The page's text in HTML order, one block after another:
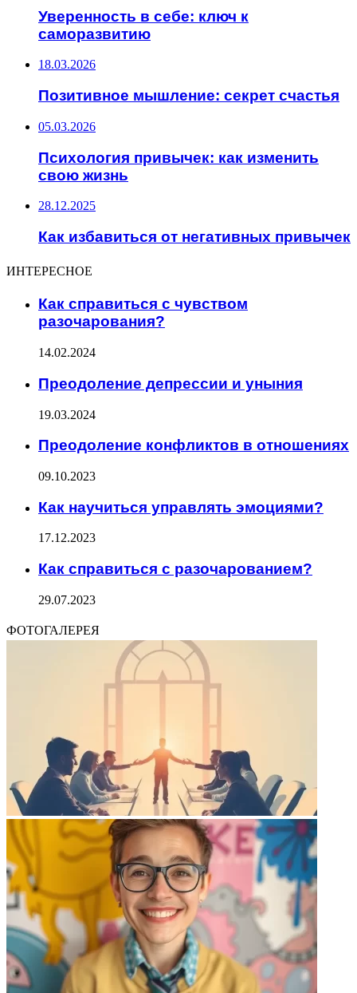
Уверенность в себе: ключ к
саморазвитию
18.03.2026
Позитивное мышление: секрет счастья
05.03.2026
Психология привычек: как изменить
свою жизнь
28.12.2025
Как избавиться от негативных привычек
ИНТЕРЕСНОЕ
Как справиться с чувством
разочарования?
14.02.2024
Преодоление депрессии и уныния
19.03.2024
Преодоление конфликтов в отношениях
09.10.2023
Как научиться управлять эмоциями?
17.12.2023
Как справиться с разочарованием?
29.07.2023
ФОТОГАЛЕРЕЯ